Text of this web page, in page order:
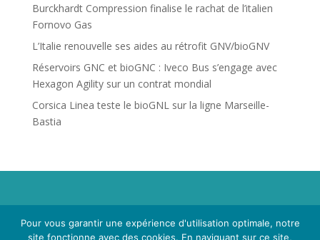
Burckhardt Compression finalise le rachat de l’italien
Fornovo Gas
L’Italie renouvelle ses aides au rétrofit GNV/bioGNV
Réservoirs GNC et bioGNC : Iveco Bus s’engage avec
Hexagon Agility sur un contrat mondial
Corsica Linea teste le bioGNL sur la ligne Marseille-
Bastia
Propriété de Territoire d'Energie Lot-et-Garonne. Voir
Mentions LégalesetPolitique de Confidentialité.
Pour vous garantir une expérience d'utilisation optimale, notre
site fonctionne avec des cookies. En naviguant sur ce site,